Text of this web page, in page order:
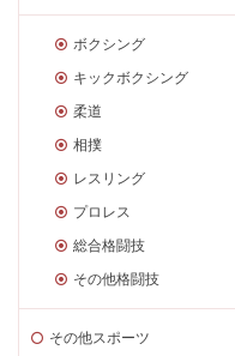
ボクシング
キックボクシング
柔道
相撲
レスリング
プロレス
総合格闘技
その他格闘技
その他スポーツ